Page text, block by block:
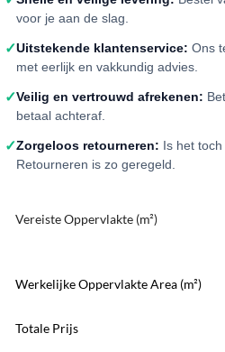
voor je aan de slag.
✓Uitstekende klantenservice: Ons
met eerlijk en vakkundig advies.
✓Veilig en vertrouwd afrekenen:
betaal achteraf.
✓Zorgeloos retourneren: Is het
Retourneren is zo geregeld.
Vereiste Oppervlakte (m²)
Werkelijke Oppervlakte Area (m²)
Totale Prijs